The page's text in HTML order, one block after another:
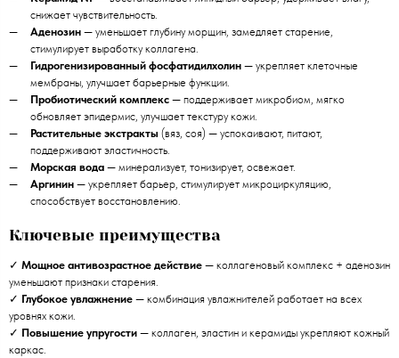
снижает чувствительность.
Аденозин — уменьшает глубину морщин, замедляет старение,
стимулирует выработку коллагена.
Гидрогенизированный фосфатидилхолин — укрепляет клеточные
мембраны, улучшает барьерные функции.
Пробиотический комплекс — поддерживает микробиом, мягко
обновляет эпидермис, улучшает текстуру кожи.
Растительные экстракты (вяз, соя) — успокаивают, питают,
поддерживают эластичность.
Морская вода — минерализует, тонизирует, освежает.
Аргинин — укрепляет барьер, стимулирует микроциркуляцию,
способствует восстановлению.
Ключевые преимущества
✓ Мощное антивозрастное действие — коллагеновый комплекс + аденозин
уменьшают признаки старения.
✓ Глубокое увлажнение — комбинация увлажнителей работает на всех
уровнях кожи.
✓ Повышение упругости — коллаген, эластин и керамиды укрепляют кожный
каркас.